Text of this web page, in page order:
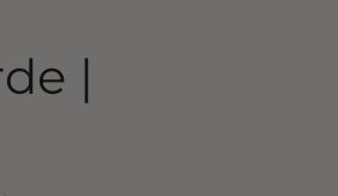
|